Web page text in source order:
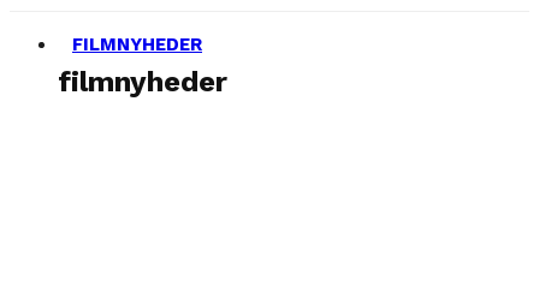
FILMNYHEDER
filmnyheder